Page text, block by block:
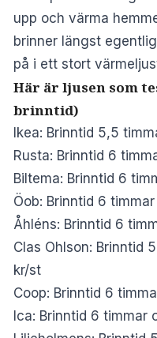
upp och värma
brinner längst
på i ett stort
Här är ljusen som
brinntid)
Ikea: Brinntid 5,5
Rusta: Brinntid 6
Biltema: Brinntid 6
Öob: Brinntid 6
Åhléns: Brinntid 6
Clas Ohlson: Brinntid
kr/st
Coop: Brinntid 6
Ica: Brinntid 6 timmar